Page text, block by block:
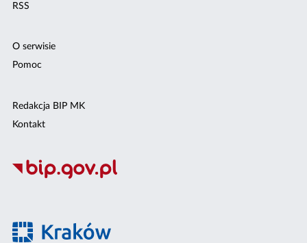
RSS
O serwisie
Pomoc
Redakcja BIP MK
Kontakt